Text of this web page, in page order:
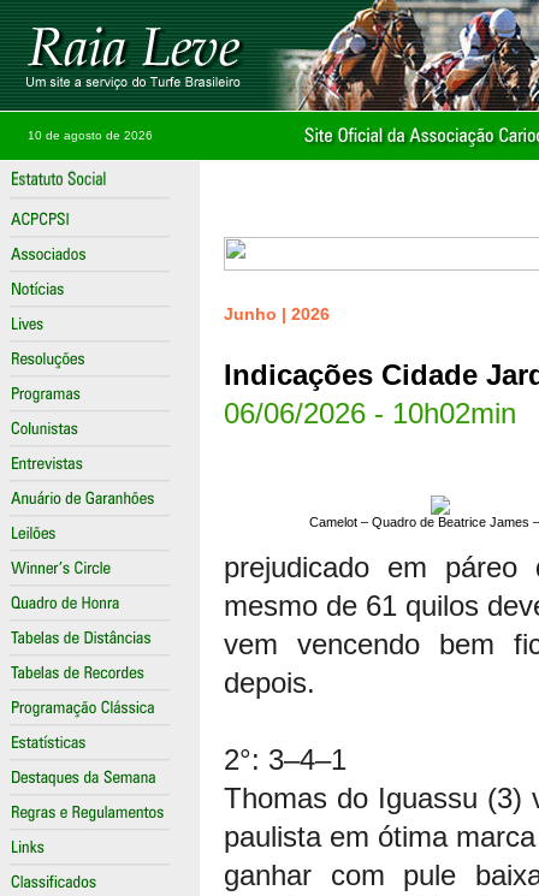
10 de agosto de 2026
Junho | 2026
Indicações Cidade
06/06/2026 - 10h02min
Camelot – Quadro de Beatrice James
prejudicado em
mesmo de 61 quilos
vem vencendo bem
depois.
2°: 3–4–1
Thomas do Iguassu (3)
paulista em ótima
ganhar com pule